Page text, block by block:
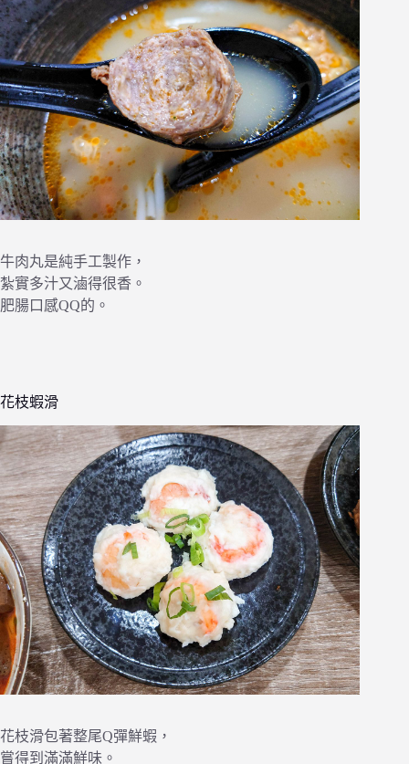
牛肉丸是純手工製作，
紮實多汁又滷得很香。
肥腸口感QQ的。
花枝蝦滑
花枝滑包著整尾Q彈鮮蝦，
嘗得到滿滿鮮味。